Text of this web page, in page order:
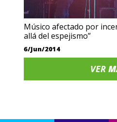
Músico afectado por
allá del espejismo”
6/Jun/2014
VER